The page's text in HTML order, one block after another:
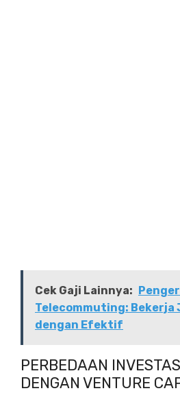
Cek Gaji Lainnya:
Telecommuting: Bekerja
dengan Efektif
PERBEDAAN
DENGAN VENTURE